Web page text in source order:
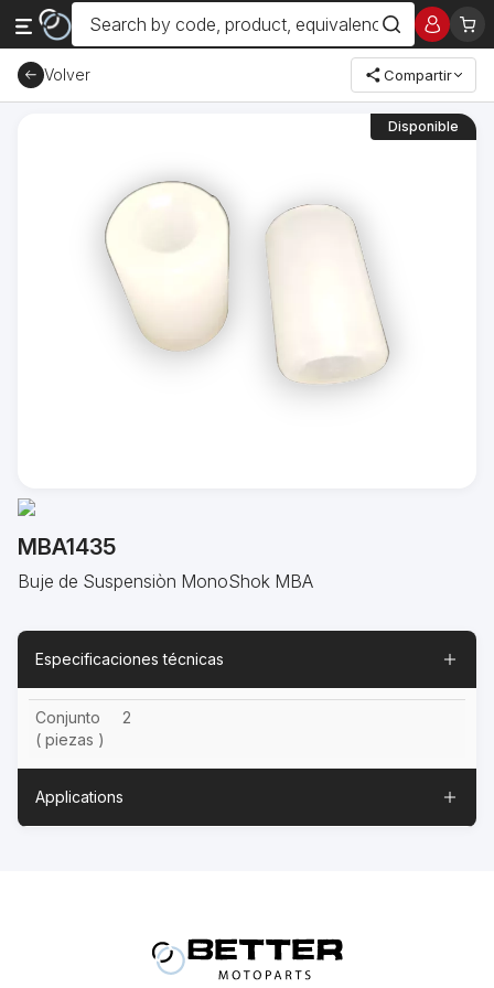
Volver Compartir
Disponible
MBA1435
Buje de Suspensiòn MonoShok MBA
Especificaciones técnicas
Conjunto
( piezas )
2
Applications